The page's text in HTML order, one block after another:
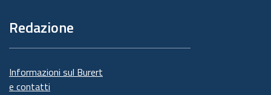
Redazione
Informazioni sul Burert
e contatti